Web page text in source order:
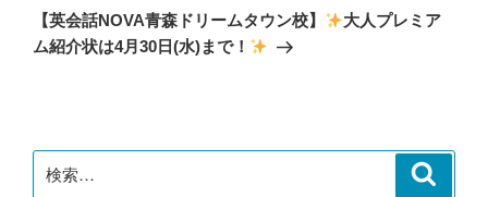
ゲ
ー
の
投
【英会話NOVA青森ドリームタウン校】
大人プレミア
ム紹介状は4月30日(水)まで！
索: